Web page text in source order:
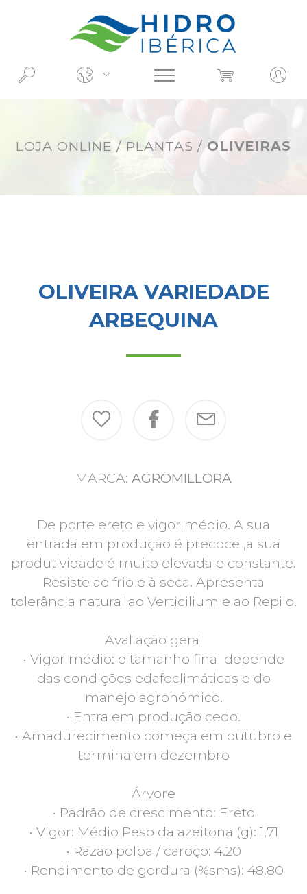
LOJA ONLINE / PLANTAS / OLIVEIRAS
OLIVEIRA VARIEDADE
ARBEQUINA
MARCA: AGROMILLORA
De porte ereto e vigor médio. A sua
entrada em produção é precoce ,a sua
produtividade é muito elevada e constante.
Resiste ao frio e à seca. Apresenta
tolerância natural ao Verticilium e ao Repilo.
Avaliação geral
• Vigor médio: o tamanho final depende
das condições edafoclimáticas e do
manejo agronómico.
• Entra em produção cedo.
• Amadurecimento começa em outubro e
termina em dezembro
Árvore
• Padrão de crescimento: Ereto
• Vigor: Médio Peso da azeitona (g): 1,71
• Razão polpa / caroço: 4.20
• Rendimento de gordura (%sms): 48.80
O QUE PROCURA?